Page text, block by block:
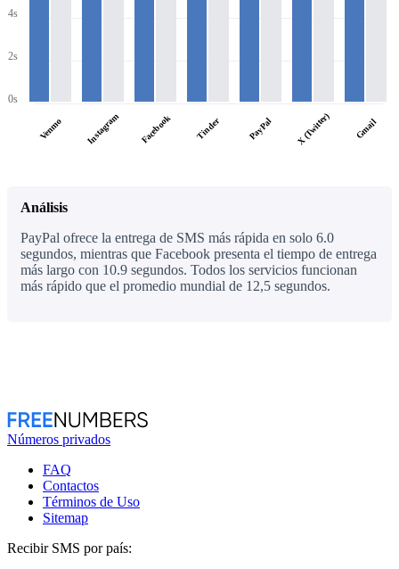
4s
2s
0s
Venmo Instagram Facebook Tinder PayPal X (Twitter) Gmail
Análisis
PayPal ofrece la entrega de SMS más rápida en solo 6.0
segundos, mientras que Facebook presenta el tiempo de entrega
más largo con 10.9 segundos. Todos los servicios funcionan
más rápido que el promedio mundial de 12,5 segundos.
Números privados
FAQ
Contactos
Términos de Uso
Sitemap
Recibir SMS por país: